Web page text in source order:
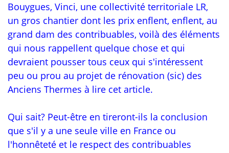
Bouygues, Vinci, une collectivité territoriale LR,
un gros chantier dont les prix enflent, enflent, au
grand dam des contribuables, voilà des éléments
qui nous rappellent quelque chose et qui
devraient pousser tous ceux qui s'intéressent
peu ou prou au projet de rénovation (sic) des
Anciens Thermes à lire cet article.
Qui sait? Peut-être en tireront-ils la conclusion
que s'il y a une seule ville en France ou
l'honnêteté et le respect des contribuables